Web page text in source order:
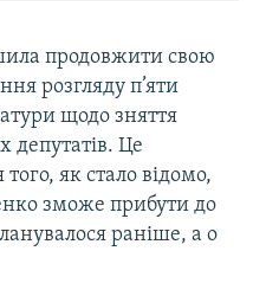
продовжити свою
розгляду п’яти
щодо зняття
депутатів. Це
як стало відомо,
зможе прибути до
раніше, а о